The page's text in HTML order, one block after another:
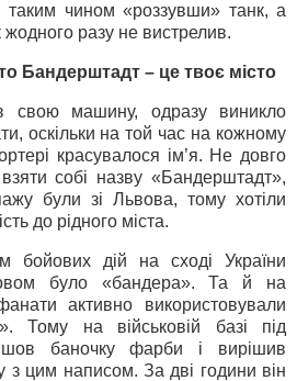
таким чином «роззувши» танк, а
жодного разу не вистрелив.
Бандерштадт – це твоє місто
свою машину, одразу виникло
оскільки на той час на кожному
красувалося ім’я. Не довго
собі назву «Бандерштадт»,
були зі Львова, тому хотіли
до рідного міста.
бойових дій на сході України
було «бандера». Та й на
активно використовували
Тому на військовій базі під
баночку фарби і вирішив
з цим написом. За дві години він